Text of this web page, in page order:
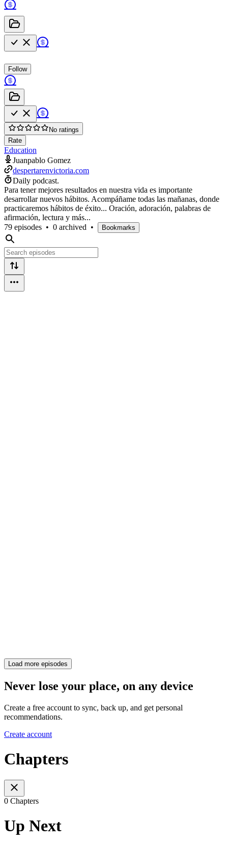
Follow
No ratings
Rate
Education
Juanpablo Gomez
despertarenvictoria.com
Daily podcast.
Para tener mejores resultados en nuestra vida es importante
desarrollar nuevos hábitos. Acompáñame todas las mañanas, donde
practicaremos hábitos de éxito... Oración, adoración, palabras de
afirmación, lectura y más...
79 episodes • 0 archived • Bookmarks
Load more episodes
Never lose your place, on any device
Create a free account to sync, back up, and get personal
recommendations.
Create account
Chapters
0 Chapters
Up Next